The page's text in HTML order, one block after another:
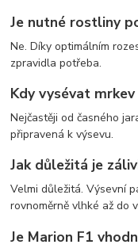
Je nutné rostliny
Ne. Díky optimálním
zpravidla potřeba.
Kdy vysévat
Nejčastěji od časného
připravená k výsevu.
Jak důležitá je
Velmi důležitá. Výsevní
rovnoměrně vlhké až do
Je Marion F1